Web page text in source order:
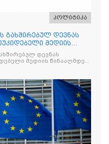
პოლიტიკა
გახშირებულ დევნას
მედიის
დევნას
მედიის წინააღმდეგ,